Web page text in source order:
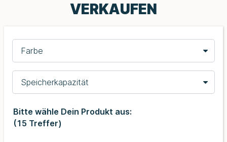
VERKAUFEN
Farbe
Speicherkapazität
Bitte wähle Dein Produkt aus:
(15 Treffer)